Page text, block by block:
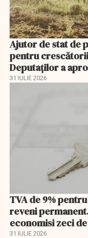
Ajutor de stat de
pentru
Deputaților a
31 IULIE 2026
TVA de 9%
reveni
economisi zeci
31 IULIE 2026